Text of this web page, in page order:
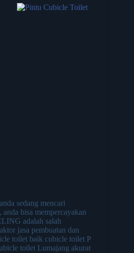
sedang mencari
bisa mempercayakan
adalah salah
jasa pembuatan dan
toilet baik cubicle toilet P
toilet Lumajang akurat